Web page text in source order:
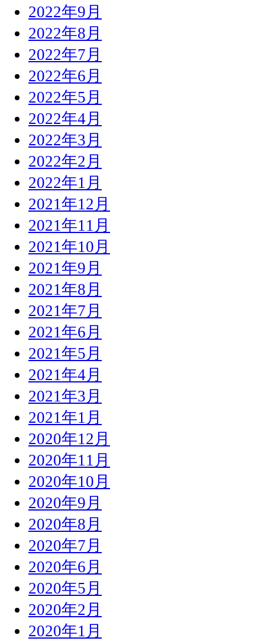
2022年9月
2022年8月
2022年7月
2022年6月
2022年5月
2022年4月
2022年3月
2022年2月
2022年1月
2021年12月
2021年11月
2021年10月
2021年9月
2021年8月
2021年7月
2021年6月
2021年5月
2021年4月
2021年3月
2021年1月
2020年12月
2020年11月
2020年10月
2020年9月
2020年8月
2020年7月
2020年6月
2020年5月
2020年2月
2020年1月